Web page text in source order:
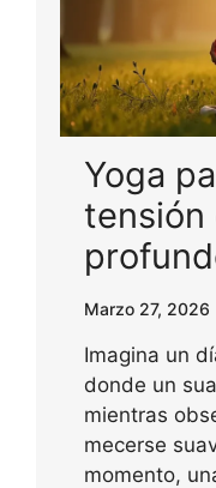
Yoga
tensión
Marzo 27, 2026
Imagina un
donde un
mientras
mecerse
momento,